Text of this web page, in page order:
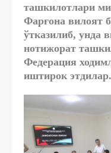
ташкилотлари
Фарғона вилоят
ўтказилиб, унда
нотижорат
Федерация
иштирок этдилар.